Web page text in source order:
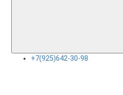
+7(925)642-30-98